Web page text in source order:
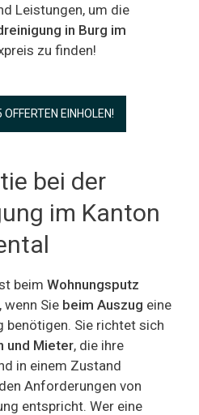
Leistungen, um die
in Burg im
zu finden!
EINHOLEN!
bei der
im Kanton
beim Wohnungsputz
Sie beim Auszug eine
benötigen. Sie richtet sich
und Mieter, die ihre
in einem Zustand
Anforderungen von
entspricht. Wer eine